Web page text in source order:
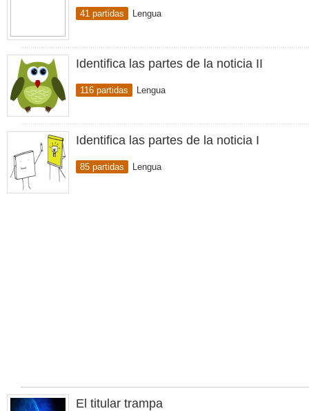
41 partidas Lengua
Identifica las partes de la noticia II
116 partidas Lengua
Identifica las partes de la noticia I
85 partidas Lengua
El titular trampa